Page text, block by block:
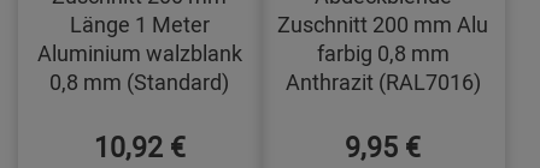
Länge 1 Meter
Aluminium walzblank
0,8 mm (Standard)
10,92 €
Zuschnitt 200 mm Alu
farbig 0,8 mm
Anthrazit (RAL7016)
9,95 €